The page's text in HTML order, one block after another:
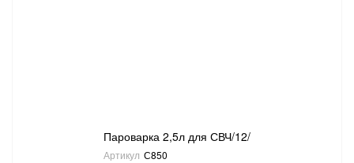
Пароварка 2,5л для СВЧ/12/
Артикул С850